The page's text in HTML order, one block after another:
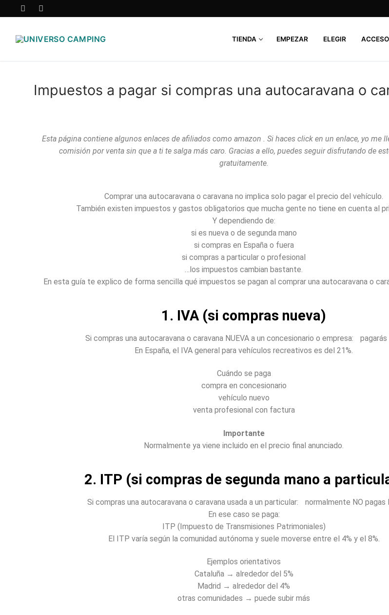
TIENDA EMPEZAR ELEGIR
Impuestos a pagar si compras una autocaravana o
Esta página contiene algunos enlaces de afiliados como amazon . Si haces click en un enlace, yo me
comisión por venta sin que a ti te salga más caro. Gracias a ello, puedes seguir disfrutando de
gratuitamente.
Comprar una autocaravana o caravana no implica solo pagar el precio del vehículo.
También existen impuestos y gastos obligatorios que mucha gente no tiene en cuenta al
Y dependiendo de:
si es nueva o de segunda mano
si compras en España o fuera
si compras a particular o profesional
…los impuestos cambian bastante.
En esta guía te explico de forma sencilla qué impuestos se pagan al comprar una autocaravana o
1. IVA (si compras nueva)
Si compras una autocaravana o caravana NUEVA a un concesionario o empresa: pagarás
En España, el IVA general para vehículos recreativos es del 21%.
Cuándo se paga
compra en concesionario
vehículo nuevo
venta profesional con factura
Importante
Normalmente ya viene incluido en el precio final anunciado.
2. ITP (si compras de segunda mano a
Si compras una autocaravana o caravana usada a un particular: normalmente NO pagas
En ese caso se paga:
ITP (Impuesto de Transmisiones Patrimoniales)
El ITP varía según la comunidad autónoma y suele moverse entre el 4% y el 8%.
Ejemplos orientativos
Cataluña → alrededor del 5%
Madrid → alrededor del 4%
otras comunidades → puede subir más